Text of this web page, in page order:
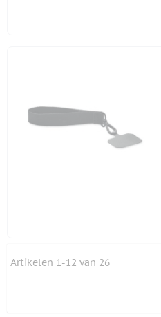
Artikelen 1-12 van 26